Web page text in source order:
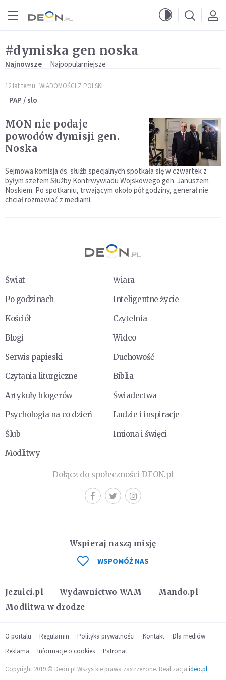
#dymiska gen noska
Najnowsze Najpopularniejsze
12 lat temu WIADOMOŚCI Z POLSKI
PAP / slo
MON nie podaje
powodów dymisji gen.
Noska
Sejmowa komisja ds. służb specjalnych spotkała się w czwartek z
byłym szefem Służby Kontrwywiadu Wojskowego gen. Januszem
Noskiem. Po spotkaniu, trwającym około pół godziny, generał nie
chciał rozmawiać z mediami.
Świat
Wiara
Po godzinach
Inteligentne życie
Kościół
Czytelnia
Blogi
Wideo
Serwis papieski
Duchowość
Czytania liturgiczne
Biblia
Artykuły blogerów
Świadectwa
Psychologia na co dzień
Ludzie i inspiracje
Ślub
Imiona i święci
Modlitwy
Dołącz do społeczności DEON.pl
Jezuici.pl Wydawnictwo WAM
Mando.pl
Modlitwa w drodze
Wspieraj naszą misję
WSPOMÓŻ NAS
O portalu Regulamin Polityka prywatności Kontakt
Dla mediów
Reklama
Informacje o cookies Patronat
Copyright 2019 © Deon.pl Wszystkie prawa zastrzeżone. Realizacja ideo.pl